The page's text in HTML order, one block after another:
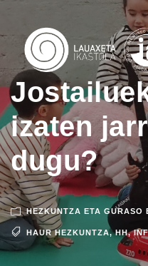
izaten
dugu?
HEZKUNTZA ETA GURASO
HAUR HEZKUNTZA, HH,